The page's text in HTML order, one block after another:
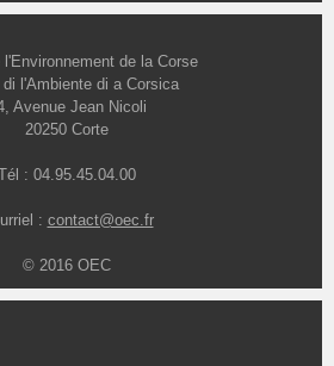
de la Corse
l'Ambiente di a Corsica
Avenue Jean Nicoli
20250 Corte
: 04.95.45.04.00
: contact@oec.fr
© 2016 OEC